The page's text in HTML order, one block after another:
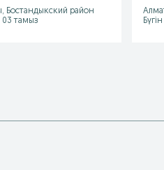
Бостандыкский район
03 тамыз